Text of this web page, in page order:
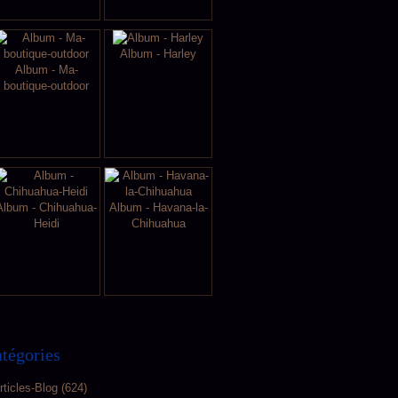
Album - Ma-
boutique-outdoor
Album - Harley
- Chihuahua-
Heidi
Album - Havana-la-
Chihuahua
Blog (624)